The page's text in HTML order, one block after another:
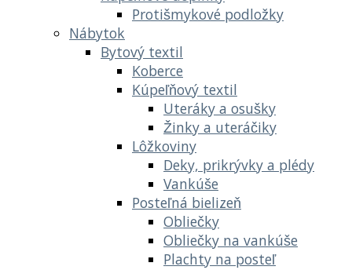
Protišmykové podložky
Nábytok
Bytový textil
Koberce
Kúpeľňový textil
Uteráky a osušky
Žinky a uteráčiky
Lôžkoviny
Deky, prikrývky a plédy
Vankúše
Posteľná bielizeň
Obliečky
Obliečky na vankúše
Plachty na posteľ